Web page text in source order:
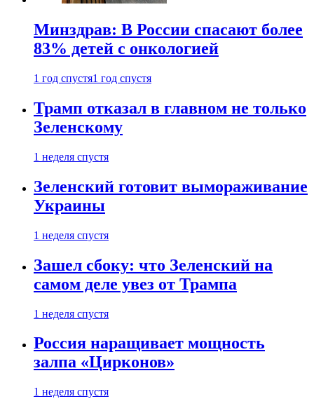
Минздрав: В России спасают более
83% детей с онкологией
1 год спустя1 год спустя
Трамп отказал в главном не только
Зеленскому
1 неделя спустя
Зеленский готовит вымораживание
Украины
1 неделя спустя
Зашел сбоку: что Зеленский на
самом деле увез от Трампа
1 неделя спустя
Россия наращивает мощность
залпа «Цирконов»
1 неделя спустя